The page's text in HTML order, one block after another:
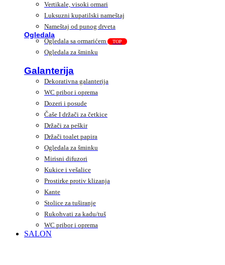
Vertikale, visoki ormari
Luksuzni kupatilski nameštaj
Nameštaj od punog drveta
Ogledala
Ogledala sa ormarićem TOP
Ogledala za šminku
Galanterija
Dekorativna galanterija
WC pribor i oprema
Dozeri i posude
Čaše I držači za četkice
Držači za peškir
Držači toalet papira
Ogledala za šminku
Mirisni difuzori
Kukice i vešalice
Prostirke protiv klizanja
Kante
Stolice za tuširanje
Rukohvati za kadu/tuš
WC pribor i oprema
SALON